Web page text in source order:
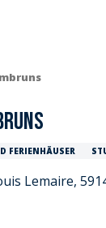
FERIENHÄUSER
Lemaire,
favoris